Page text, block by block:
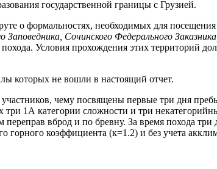
государственной границы с Грузией.
о формальностях, необходимых для посещения
Заповедника, Сочинского Федерального
Условия прохождения этих территорий
которых не вошли в настоящий отчет.
чему посвящены первые три дня
три 1А категории сложности и три
переправ вброд и по бревну. За время похода
горного коэффициента (к=1.2) и без учета